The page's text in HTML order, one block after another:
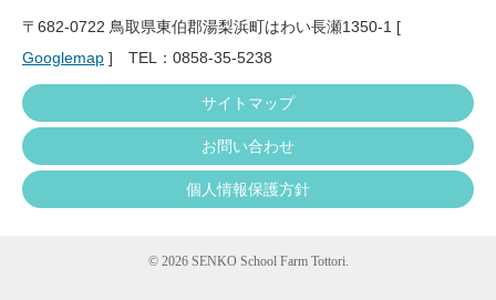
〒682-0722 鳥取県東伯郡湯梨浜町はわい長瀬1350-1 [
Googlemap ] TEL：0858-35-5238
サイトマップ
お問い合わせ
個人情報保護方針
© 2026 SENKO School Farm Tottori.